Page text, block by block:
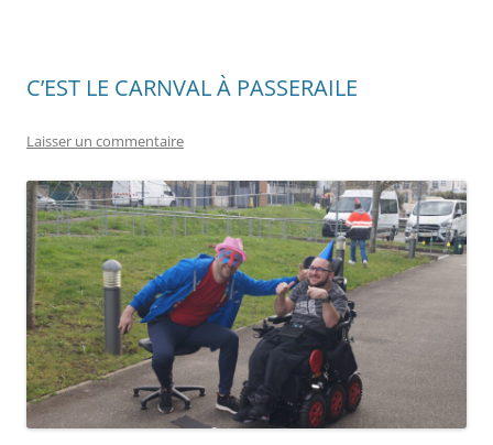
C’EST LE CARNVAL À PASSERAILE
Laisser un commentaire